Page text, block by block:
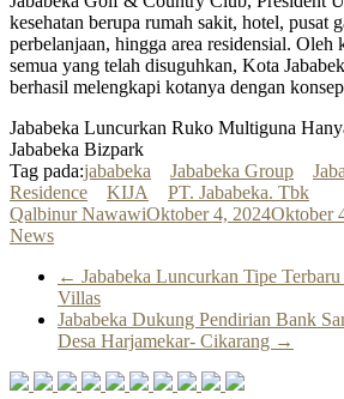
kesehatan berupa rumah sakit, hotel, pusat
perbelanjaan, hingga area residensial. Oleh
semua yang telah disuguhkan, Kota
berhasil melengkapi kotanya dengan konsep
Jababeka Luncurkan Ruko Multiguna
Jababeka Bizpark
Tag pada:jababeka Jababeka Group
Residence
KIJA
PT. Jababeka. Tbk
Qalbinur NawawiOktober 4, 2024Oktober
News
← Jababeka Luncurkan Tipe
Villas
Jababeka Dukung Pendirian Bank
Desa Harjamekar- Cikarang →